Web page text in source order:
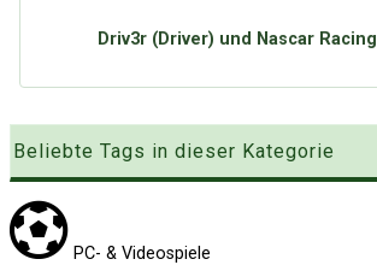
Driv3r (Driver) und Nascar Racing
Beliebte Tags in dieser Kategorie
PC- & Videospiele